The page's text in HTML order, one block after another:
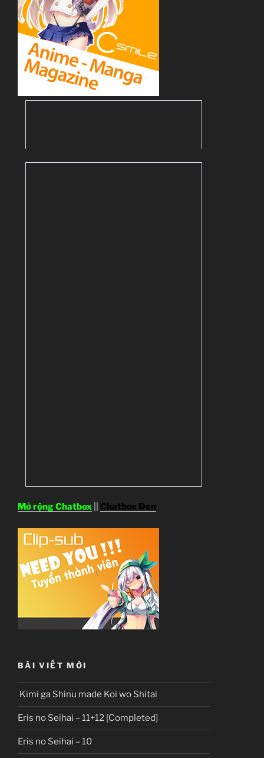
Mở rộng Chatbox Chatbox Đen
BÀI VIẾT MỚI
Kimi ga Shinu made Koi wo Shitai
Eris no Seihai – 11+12 [Completed]
Eris no Seihai – 10